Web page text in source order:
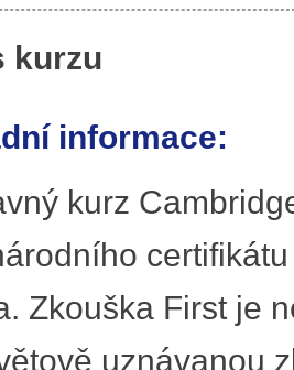
kurzu
informace:
kurz
Zkouška First je
uznávanou